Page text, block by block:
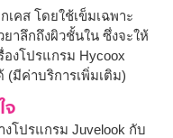
คส โดยใช้เข็มเฉพาะ
าลึกถึงผิวชั้นใน ซึ่งจะให้
งโปรแกรม Hycoox
(มีค่าบริการเพิ่มเติม)
งโปรแกรม Juvelook กับ